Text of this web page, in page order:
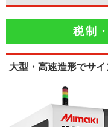
税制
大型・高速造形でサ